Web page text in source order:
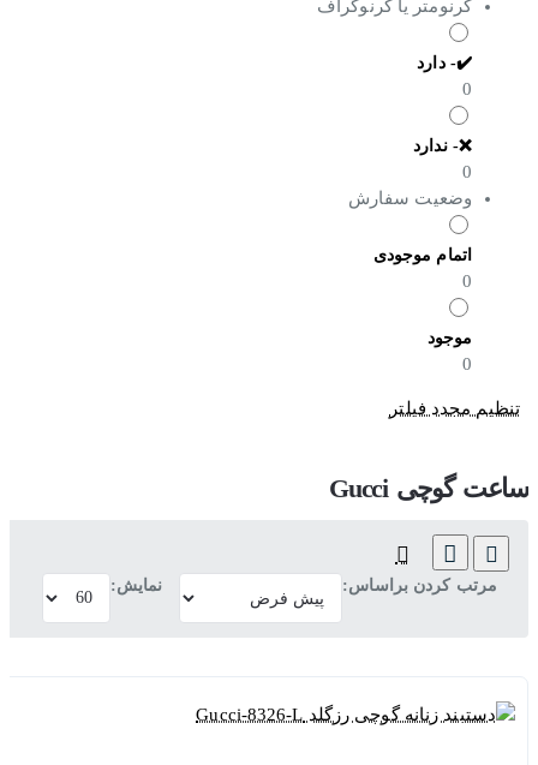
کرنومتر یا کرنوگراف
✔️- دارد
0
❌- ندارد
0
وضعیت سفارش
اتمام موجودی
0
موجود
0
تنظیم مجدد فیلتر
ساعت گوچی Gucci
مرتب کردن براساس: نمایش: